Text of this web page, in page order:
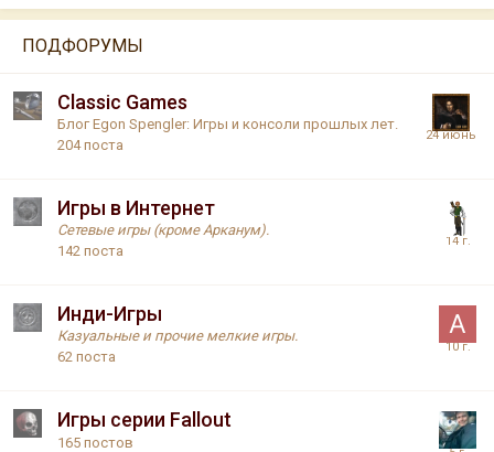
ПОДФОРУМЫ
Classic Games
Блог Egon Spengler: Игры и консоли прошлых лет.
204 поста
Игры в Интернет
Сетевые игры (кроме Арканум).
142 поста
Инди-Игры
Казуальные и прочие мелкие игры.
62 поста
Игры серии Fallout
165 постов